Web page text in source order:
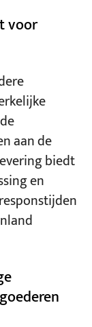
voor
aan de
biedt
en